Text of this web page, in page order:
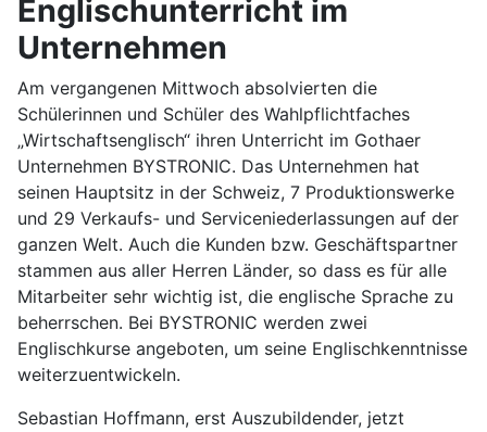
Englischunterricht im
Unternehmen
Am vergangenen Mittwoch absolvierten die
Schülerinnen und Schüler des Wahlpflichtfaches
„Wirtschaftsenglisch“ ihren Unterricht im Gothaer
Unternehmen BYSTRONIC. Das Unternehmen hat
seinen Hauptsitz in der Schweiz, 7 Produktionswerke
und 29 Verkaufs- und Serviceniederlassungen auf der
ganzen Welt. Auch die Kunden bzw. Geschäftspartner
stammen aus aller Herren Länder, so dass es für alle
Mitarbeiter sehr wichtig ist, die englische Sprache zu
beherrschen. Bei BYSTRONIC werden zwei
Englischkurse angeboten, um seine Englischkenntnisse
weiterzuentwickeln.
Sebastian Hoffmann, erst Auszubildender, jetzt